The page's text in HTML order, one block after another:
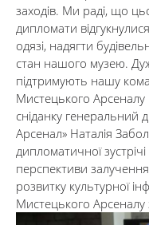
заходів. Ми раді, що
дипломати
одязі, надягти
стан нашого музею.
підтримують нашу
Мистецького Арсеналу
сніданку
Арсенал» Наталія
дипломатичної
перспективи
розвитку культурної
Мистецького Арсеналу